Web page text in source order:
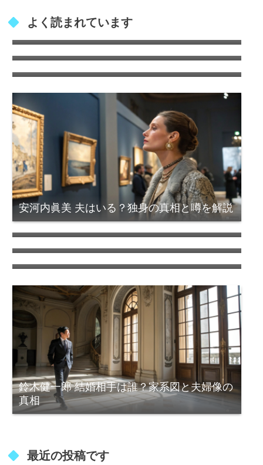
よく読まれています
レターパックは速達扱いになる？通常郵便よ
り早く届けるコツ！
ドを徹底解説
の関係を総まとめ
安河内眞美 夫はいる？独身の真相と噂を解説
池の平ホテル事件の真相！ 訳あり部屋の噂と
怪奇現象とは？
防カビくん煙剤が使えないお風呂とは？注意
すべき浴室の特徴
少しオタクな徹底解説
鈴木健一郎 結婚相手は誰？家系図と夫婦像の
真相
最近の投稿です